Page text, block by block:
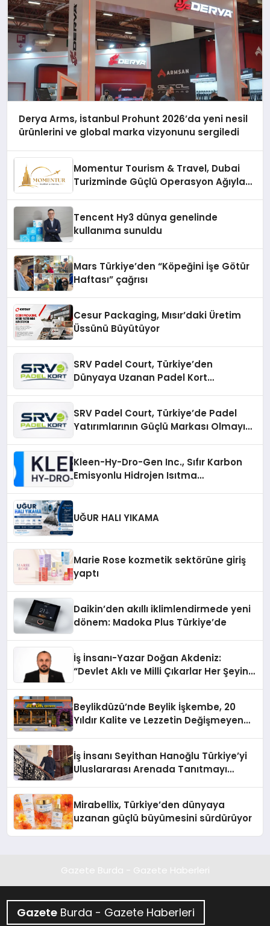
Derya Arms, İstanbul Prohunt 2026’da yeni nesil
ürünlerini ve global marka vizyonunu sergiledi
Momentur Tourism & Travel, Dubai
Turizminde Güçlü Operasyon Ağıyla
Tencent Hy3 dünya genelinde
kullanıma sunuldu
Mars Türkiye’den “Köpeğini İşe Götür
Haftası” çağrısı
Cesur Packaging, Mısır’daki Üretim
Üssünü Büyütüyor
SRV Padel Court, Türkiye’den
Dünyaya Uzanan Padel Kort
SRV Padel Court, Türkiye’de Padel
Yatırımlarının Güçlü Markası Olmayı
Kleen-Hy-Dro-Gen Inc., Sıfır Karbon
Emisyonlu Hidrojen Isıtma
UĞUR HALI YIKAMA
Marie Rose kozmetik sektörüne giriş
yaptı
Daikin’den akıllı iklimlendirmede yeni
dönem: Madoka Plus Türkiye’de
İş İnsanı-Yazar Doğan Akdeniz:
“Devlet Aklı ve Milli Çıkarlar Her Şeyin
Beylikdüzü’nde Beylik İşkembe, 20
Yıldır Kalite ve Lezzetin Değişmeyen
İş İnsanı Seyithan Hanoğlu Türkiye’yi
Uluslararası Arenada Tanıtmayı
Mirabellix, Türkiye’den dünyaya
uzanan güçlü büyümesini sürdürüyor
Gazete Burda - Gazete Haberleri
Gazete Burda - Gazete Haberleri